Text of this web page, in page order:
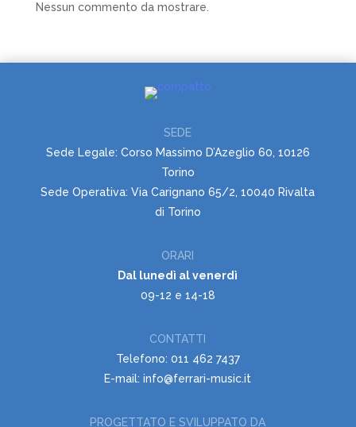
Nessun commento da mostrare.
SEDE
Sede Legale: Corso Massimo D’Azeglio 60, 10126
Torino
Sede Operativa: Via Carignano 65/2, 10040 Rivalta
di Torino
ORARI
Dal lunedì al venerdì
09-12 e 14-18
CONTATTI
Telefono: 011 462 7437
E-mail: info@ferrari-music.it
PROGETTATO E SVILUPPATO DA